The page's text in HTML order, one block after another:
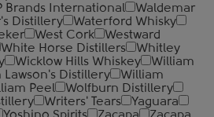
Brands International
Waldemar
Distillery
Waterford Whisky
West Cork
Westward
White Horse Distillers
Whitley
Wicklow Hills Whiskey
William
Lawson's Distillery
William
Peel
Wolfburn Distillery
Writers' Tears
Yaguara